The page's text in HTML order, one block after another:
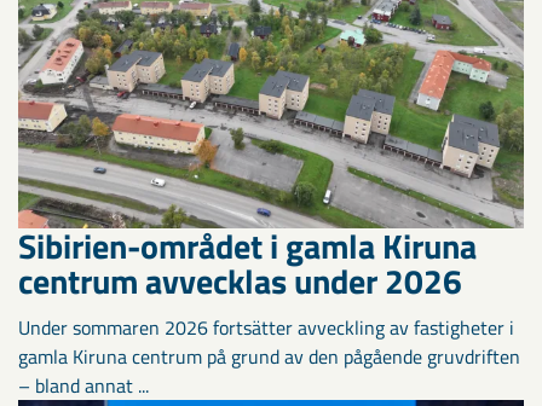
Sibirien-området i gamla Kiruna
centrum avvecklas under 2026
Under sommaren 2026 fortsätter avveckling av fastigheter i
gamla Kiruna centrum på grund av den pågående gruvdriften
– bland annat ...